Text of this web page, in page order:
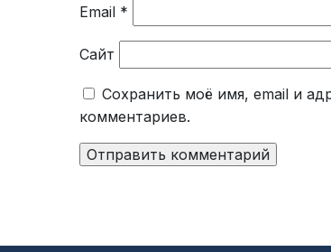
Email *
Сайт
Сохранить моё имя, email и
комментариев.